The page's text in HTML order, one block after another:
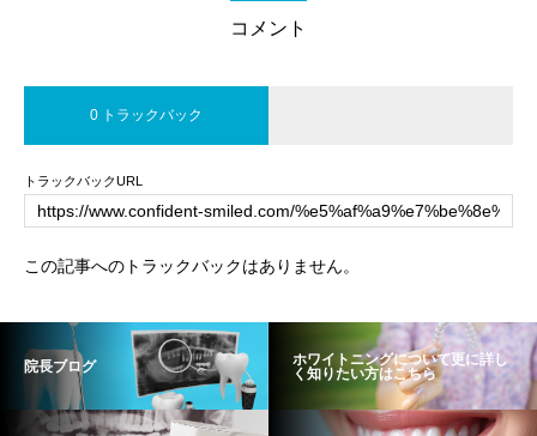
コメント
0 トラックバック
トラックバックURL
この記事へのトラックバックはありません。
院長ブログ
ホワイトニングについて更に詳し
く知りたい方はこちら